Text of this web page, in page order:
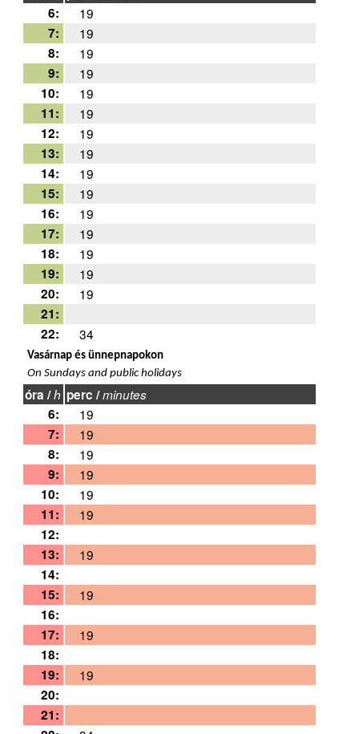
6:
19
7:
19
8:
19
9:
19
10:
19
11:
19
12:
19
13:
19
14:
19
15:
19
16:
19
17:
19
18:
19
19:
19
20:
19
21:
22:
34
Vasárnap és ünnepnapokon
On Sundays and public holidays
óra /h perc /minutes
6:
19
7:
19
8:
19
9:
19
10:
19
11:
19
12:
13:
19
14:
15:
19
16:
17:
19
18:
19:
19
20:
21: